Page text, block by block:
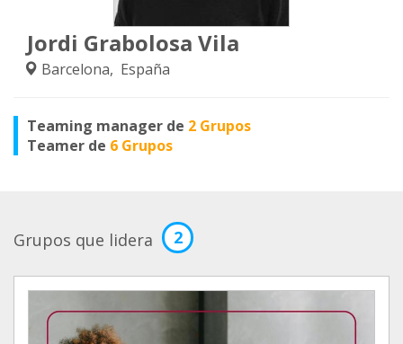
Jordi Grabolosa Vila
Barcelona, España
Teaming manager de 2 Grupos
Teamer de 6 Grupos
Grupos que lidera 2